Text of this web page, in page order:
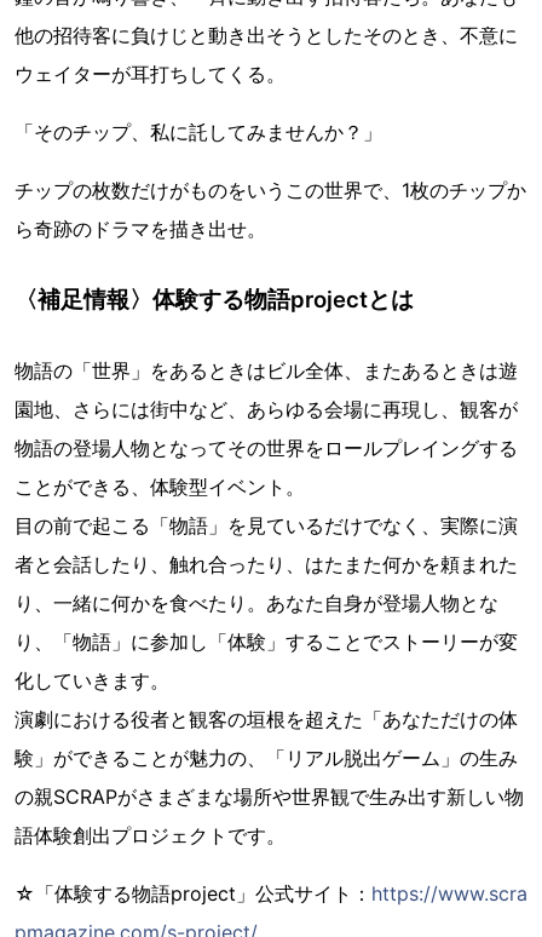
他の招待客に負けじと動き出そうとしたそのとき、不意に
ウェイターが耳打ちしてくる。
「そのチップ、私に託してみませんか？」
チップの枚数だけがものをいうこの世界で、1枚のチップか
ら奇跡のドラマを描き出せ。
〈補足情報〉体験する物語projectとは
物語の「世界」をあるときはビル全体、またあるときは遊
園地、さらには街中など、あらゆる会場に再現し、観客が
物語の登場人物となってその世界をロールプレイングする
ことができる、体験型イベント。
目の前で起こる「物語」を見ているだけでなく、実際に演
者と会話したり、触れ合ったり、はたまた何かを頼まれた
り、一緒に何かを食べたり。あなた自身が登場人物とな
り、「物語」に参加し「体験」することでストーリーが変
化していきます。
演劇における役者と観客の垣根を超えた「あなただけの体
験」ができることが魅力の、「リアル脱出ゲーム」の生み
の親SCRAPがさまざまな場所や世界観で生み出す新しい物
語体験創出プロジェクトです。
☆「体験する物語project」公式サイト： https://www.scra